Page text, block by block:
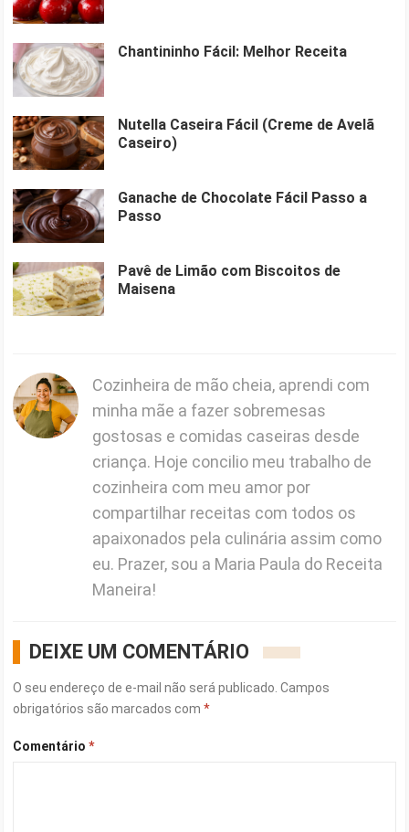
Chantininho Fácil: Melhor Receita
Nutella Caseira Fácil (Creme de Avelã
Caseiro)
Ganache de Chocolate Fácil Passo a
Passo
Pavê de Limão com Biscoitos de
Maisena
Cozinheira de mão cheia, aprendi com
minha mãe a fazer sobremesas
gostosas e comidas caseiras desde
criança. Hoje concilio meu trabalho de
cozinheira com meu amor por
compartilhar receitas com todos os
apaixonados pela culinária assim como
eu. Prazer, sou a Maria Paula do Receita
Maneira!
DEIXE UM COMENTÁRIO
O seu endereço de e-mail não será publicado. Campos
obrigatórios são marcados com*
Comentário*